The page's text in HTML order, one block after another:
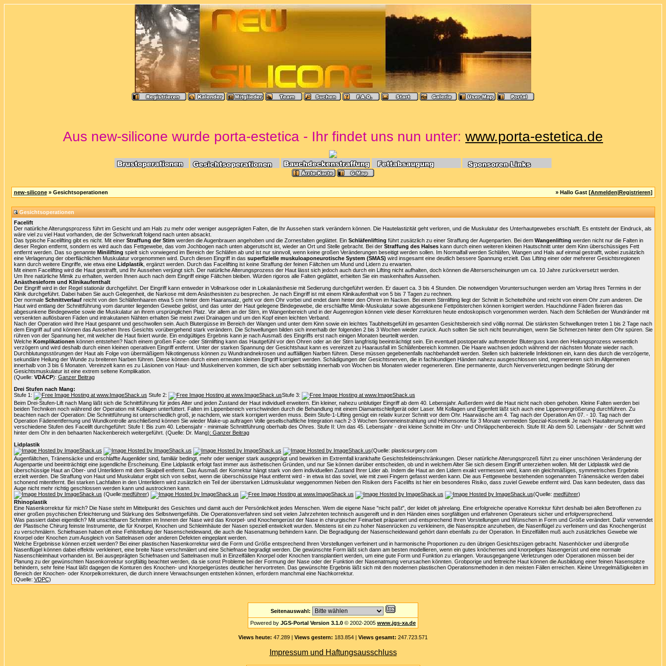
Aus new-silicone wurde porta-estetica - Ihr findet uns nun unter: www.porta-estetica.de
new-silicone» Gesichtsoperationen » Hallo Gast [Anmelden|Registrieren]
Gesichtsoperationen
Facelift
Der natürliche Alterungsprozess führt im Gesicht und am Hals zu mehr oder weniger ausgeprägten Falten, die Ihr Aussehen stark verändern können. Die Hautelastizität geht verloren, und die Muskulatur des Unterhautgewebes erschlafft. Es entsteht der Eindruck, als
wäre viel zu viel Haut vorhanden, die der Schwerkraft folgend nach unten absackt.
Das typische Facelifting gibt es nicht. Mit einer Straffung der Stirn werden die Augenbrauen angehoben und die Zornesfalten geglättet. Ein Schläfenlifting führt zusätzlich zu einer Straffung der Augenpartien. Bei dem Wangenlifting werden nicht nur die Falten in
dieser Region entfernt, sondern es wird auch das Fettgewebe, das vom Jochbogen nach unten abgerutscht ist, wieder an Ort und Stelle gebracht. Bei der Straffung des Halses kann durch einen weiteren kleinen Hautschnitt unter dem Kinn überschüssiges Fett
entfernt werden. Das so genannte Minilifting spielt sich vorwiegend im Bereich der Schläfen ab und ist nur sinnvoll, wenn keine großen Veränderungen beseitigt werden sollen. Im Normalfall werden Schläfen, Wangen und Hals auf einmal gestrafft, wobei zusätzlich
eine Verlagerung der oberflächlichen Muskulatur vorgenommen wird. Durch diesen Eingriff in das superfizielle muskuloaponeurotische System (SMAS) wird insgesamt eine deutlich bessere Spannung erzielt. Das Lifting einer oder mehrerer Gesichtsregionen
kann durch weitere Eingriffe, wie etwa eine Lidplastik, ergänzt werden. Durch das Facelifting ist keine Straffung der feinen Fältchen um Mund und Lidern zu erwarten.
Mit einem Facelifting wird die Haut gestrafft, und Ihr Aussehen verjüngt sich. Der natürliche Alterungsprozess der Haut lässt sich jedoch auch durch ein Lifting nicht aufhalten, doch können die Alterserscheinungen um ca. 10 Jahre zurückversetzt werden.
Um Ihre natürliche Mimik zu erhalten, werden Ihnen auch nach dem Eingriff einige Fältchen bleiben. Würden rigoros alle Falten geglättet, erhielten Sie ein maskenhaftes Aussehen.
Anästhesieform und Klinikaufenthalt
Der Eingriff wird in der Regel stationär durchgeführt. Der Eingriff kann entweder in Vollnarkose oder in Lokalanästhesie mit Sedierung durchgeführt werden. Er dauert ca. 3 bis 4 Stunden. Die notwendigen Voruntersuchungen werden am Vortag Ihres Termins in der
Klinik durchgeführt. Dabei haben Sie auch Gelegenheit, die Narkose mit dem Anästhesisten zu besprechen. Je nach Eingriff ist mit einem Klinikaufenthalt von 5 bis 7 Tagen zu rechnen.
Der normale Schnittverlauf reicht von den Schläfenhaaren etwa 5 cm hinter dem Haaransatz, geht vor dem Ohr vorbei und endet dann hinter den Ohren im Nacken. Bei einem Stirnlifting liegt der Schnitt in Scheitelhöhe und reicht von einem Ohr zum anderen. Die
Haut wird entlang der Schnittführung vom darunter liegenden Gewebe gelöst, und das unter der Haut gelegene Bindegewebe, die erschlaffte Mimik-Muskulatur sowie abgesunkene Fettpölsterchen können korrigiert werden. Hauchdünne Fäden fixieren das
abgesunkene Bindegewebe sowie die Muskulatur an ihrem ursprünglichen Platz. Vor allem an der Stirn, im Wangenbereich und in der Augenregion können viele dieser Korrekturen heute endoskopisch vorgenommen werden. Nach dem Schließen der Wundränder mit
versenkten auflösbaren Fäden und intrakutanen Nähten erhalten Sie meist zwei Drainagen und um den Kopf einen leichten Verband.
Nach der Operation wird Ihre Haut gespannt und geschwollen sein. Auch Blutergüsse im Bereich der Wangen und unter dem Kinn sowie ein leichtes Taubheitsgefühl im gesamten Gesichtsbereich sind völlig normal. Die stärksten Schwellungen treten 1 bis 2 Tage nach
dem Eingriff auf und können das Aussehen Ihres Gesichts vorübergehend stark verändern. Die Schwellungen bilden sich innerhalb der folgenden 2 bis 3 Wochen wieder zurück. Auch sollten Sie sich nicht beunruhigen, wenn Sie Schmerzen hinter dem Ohr spüren. Sie
rühren von der Spannung her, mit welcher die Haut fixiert wurde. Ein endgültiges Ergebnis kann je nach Ausmaß des Eingriffs erst nach einigen Monaten beurteilt werden.
Welche Komplikationen können entstehen? Nach einem großen Face- oder Stirnlifting kann das Hautgefühl vor den Ohren oder an der Stirn langfristig beeinträchtigt sein. Ein eventuell postoperativ auftretender Bluterguss kann den Heilungsprozess wesentlich
verzögern und wird deshalb durch einen kleinen operativen Eingriff entfernt. Unter der starken Spannung der Gesichtshaut kann es vereinzelt zu Haarausfall im Schläfenbereich kommen. Die Haare wachsen jedoch während der nächsten Monate wieder nach.
Durchblutungsstörungen der Haut als Folge von übermäßigem Nikotingenuss können zu Wundrandnekrosen und auffälligen Narben führen. Diese müssen gegebenenfalls nachbehandelt werden. Stellen sich bakterielle Infektionen ein, kann dies durch die verzögerte,
sekundäre Heilung der Wunde zu breiteren Narben führen. Diese können durch einen erneuten kleinen Eingriff korrigiert werden. Schädigungen der Gesichtsnerven, die in fachkundigen Händen nahezu ausgeschlossen sind, regenerieren sich im Allgemeinen
innerhalb von 3 bis 6 Monaten. Vereinzelt kann es zu Läsionen von Haut- und Muskelnerven kommen, die sich aber selbsttätig innerhalb von Wochen bis Monaten wieder regenerieren. Eine permanente, durch Nervenverletzungen bedingte Störung der
Gesichtsmuskulatur ist eine extrem seltene Komplikation.
(Quelle: VDÄCP): Ganzer Beitrag
Drei Stufen nach Mang:
Stufe 1:
Stufe 2:
Stufe 3:
Beim Drei-Stufen-Lift nach Mang läßt sich die Schnittführung für jedes Alter und jeden Zustand der Haut individuell erweitern. Ein kleiner, nahezu unblutiger Eingriff ab dem 40. Lebensjahr. Außerdem wird die Haut nicht nach oben gehoben. Kleine Falten werden bei
beiden Techniken noch während der Operation mit Kollagen unterfüttert. Falten im Lippenbereich verschwinden durch die Behandlung mit einem Diamantschleifgerät oder Laser. Mit Kollagen und Eigenfett läßt sich auch eine Lippenvergrößerung durchführen. Zu
beachten nach der Operation: Die Schnittführung ist unterschiedlich groß, je nachdem, wie stark korrigiert werden muss. Beim Stufe-1-Lifting genügt ein relativ kurzer Schnitt vor dem Ohr. Haarwäsche am 4. Tag nach der Operation Am 07. - 10. Tag nach der
Operation Fädenentfernung und Wundkontrolle anschließend können Sie wieder Make-up auftragen Volle gesellschaftliche Integration nach 2-3 Wochen Sonneneinstrahlung und Höhensonne für 3 Monate vermeiden Spezial-Kosmetik Je nach Hautalterung werden
verschiedene Stufen des Facelift durchgeführt: Stufe I: Bis zum 40. Lebensjahr - minimale Schnittführung oberhalb des Ohres. Stufe II: Um das 45. Lebensjahr - drei kleine Schnitte im Ohr- und Ohrläppchenbereich. Stufe III: Ab dem 50. Lebensjahr - der Schnitt wird
hinter dem Ohr in den behaarten Nackenbereich weitergeführt. (Quelle: Dr. Mang): Ganzer Beitrag
Lidplastik
(Quelle: plasticsurgery.com
Augenfältchen, Tränensäcke und erschlaffte Augenlider sind, familiär bedingt, mehr oder weniger stark ausgeprägt und bewirken im Extremfall krankhafte Gesichtsfeldeinschränkungen. Dieser natürliche Alterungsprozeß führt zu einer unschönen Veränderung der
Augenpartie und beeinträchtigt eine jugendliche Erscheinung. Eine Lidplastik erfolgt fast immer aus ästhetischen Gründen, und nur Sie können darüber entscheiden, ob und in welchem Alter Sie sich diesem Eingriff unterziehen wollen. Mit der Lidplastik wird die
überschüssige Haut an Ober- und Unterlidern mit dem Skalpell entfernt. Das Ausmaß der Korrektur hängt stark von dem individuellen Zustand Ihrer Lider ab. Indem die Haut an den Lidern exakt vermessen wird, kann ein gleichmäßiges, symmetrisches Ergebnis
erzielt werden. Die Straffung von Haut und Muskulatur ergibt sich von selbst, wenn die überschüssige Haut entfernt wird - in etwa ist das soviel, wie mit zwei Fingern gefasst werden kann. Die aus Fettgewebe bestehenden sogenannten Tränensäcke werden dabei
schonend mitentfernt. Bei starken Lachfalten in den Unterlidern wird zusätzlich ein Teil der überstarken Lidmuskulatur weggenommen Neben den Risiken ders Facelifts ist hier ein besonderes Risiko, dass zuviel Gewebe entfernt wird. Das kann bedeuten, dass das
Auge nicht mehr richtig geschlossen werden kann und austrocknen kann.
(Quelle:medführer) (Quelle: medführer)
Rhinoplastik
Eine Nasenkorrektur für mich? Die Nase steht im Mittelpunkt des Gesichtes und damit auch der Persönlichkeit jedes Menschen. Wem die eigene Nase "nicht paßt", der leidet oft jahrelang. Eine erfolgreiche operative Korrektur führt deshalb bei allen Betroffenen zu
einer großen psychischen Erleichterung und Stärkung des Selbstwertgefühls. Die Operationsverfahren sind seit vielen Jahrzehnten technisch ausgereift und in den Händen eines sorgfältigen und erfahrenen Operateurs sicher und erfolgversprechend.
Was passiert dabei eigentlich? Mit unsichtbaren Schnitten im Inneren der Nase wird das Knorpel- und Knochengerüst der Nase in chirurgischer Feinarbeit präpariert und entsprechend Ihren Vorstellungen und Wünschen in Form und Größe verändert. Dafür verwendet
der Plastische Chirurg feinste Instrumente, die für Knorpel, Knochen und Schleimhäute der Nasen speziell entwickelt wurden. Meistens ist ein zu hoher Nasenrücken zu verkleinern, die Nasenspitze anzuheben, die Nasenflügel zu verfeinern und das Knochengerüst
zu verschmälern. Schiefnasen haben oft eine Fehlstellung der Nasenscheidewand, die auch die Nasenatmung behindern kann. Die Begradigung der Nasenscheidewand gehört dann ebenfalls zu der Operation. In Einzelfällen muß auch zusätzliches Gewebe wie
Knorpel oder Knochen zum Ausgleich von Sattelnasen oder anderen Defekten eingeplant werden.
Welche Ergebnisse können erzielt werden? Bei einer plastischen Nasenkorrektur wird die Form und Größe entsprechend Ihren Vorstellungen verfeinert und in harmonische Proportionen zu den übrigen Gesichtszügen gebracht. Nasenhöcker und übergroße
Nasenflügel können dabei effektiv verkleinert, eine breite Nase verschmälert und eine Schiefnase begradigt werden. Die gewünschte Form läßt sich dann am besten modellieren, wenn ein gutes knöchernes und knorpeliges Nasengerüst und eine normale
Nasenschleimhaut vorhanden ist. Bei ausgeprägten Schiefnasen und Sattelnasen muß in Einzelfällen Knorpel oder Knochen transplantiert werden, um eine gute Form und Funktion zu erlangen. Vorausgegangene Verletzungen oder Operationen müssen bei der
Planung zu der gewünschten Nasenkorrektur sorgfältig beachtet werden, da sie sonst Probleme bei der Formung der Nase oder der Funktion der Nasenatmung verursachen könnten. Grobporige und fettreiche Haut können die Ausbildung einer feinen Nasenspitze
behindern, sehr feine Haut läßt dagegen die Konturen des Knochen- und Knorpelgerüstes deutlicher hervortreten. Das gewünschte Ergebnis läßt sich mit den modernen plastischen Operationsmethoden in den meisten Fällen erreichen. Kleine Unregelmäßigkeiten im
Bereich der Knochen- oder Knorpelkorrekturen, die durch innere Verwachsungen entstehen können, erfordern manchmal eine Nachkorrektur.
(Quelle: VDPC)
Seitenauswahl:
Powered by JGS-Portal Version 3.1.0 © 2002-2005 www.jgs-xa.de
Views heute: 47.289 | Views gestern: 183.854 | Views gesamt: 247.723.571
Impressum und Haftungsausschluss